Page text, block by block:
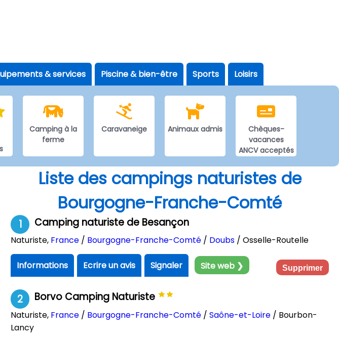
Camping à la
ferme
Caravaneige Animaux admis
Chèques-
vacances
ANCV acceptés
& services Piscine & bien-être Sports Loisirs
Liste des campings naturistes de
Bourgogne-Franche-Comté
1 Camping naturiste de Besançon
Naturiste, France / Bourgogne-Franche-Comté / Doubs / Osselle-Routelle
Informations Ecrire un avis Signaler Site web ❯ Supprimer
2 Borvo Camping Naturiste
Naturiste, France / Bourgogne-Franche-Comté / Saône-et-Loire / Bourbon-
Lancy